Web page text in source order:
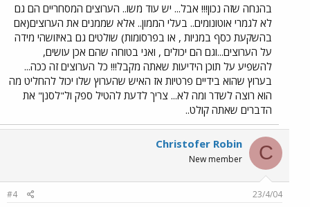
בהנחה שזה נכון!!! אבל... יש עוד משו.. הערוצים המסחריים הם גם
לא לגמרי אוטונומים.. בעלי הממון.. אלא שממנים את הערוצים(אם
בהשקעת כסף במניות , או בפרסומות) שולטים גם באיזושהי מידה
על הערוצים...וגם הם יכולים , ואני בטוחה שהם אכן עושים,
להשפיע על תוכן הידיעות שאתה מקבל!!! כל הערוצים זה ככה...
בערוץ שהוא בידיים פרטיות אז האיש שהערוץ שלו יכול להחליט מה
הוא רוצה לשדר ומה לא... צריך לדעת להטיל ספק ול"לסנן" את
הדברים שאתה קולט..
C
Christofer Robin
New member
23/4/04
#4